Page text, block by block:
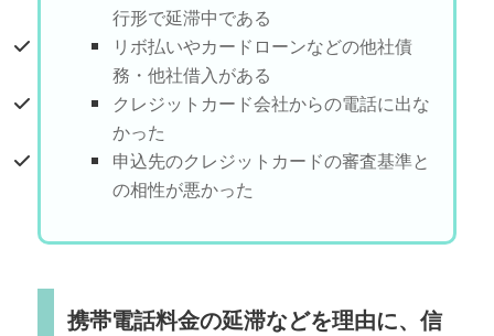
行形で延滞中である
リボ払いやカードローンなどの他社債
務・他社借入がある
クレジットカード会社からの電話に出な
かった
申込先のクレジットカードの審査基準と
の相性が悪かった
携帯電話料金の延滞などを理由に、信